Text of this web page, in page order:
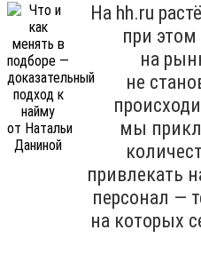
На hh.ru
при
на
не
мы
привлекать
персонал —
на которых